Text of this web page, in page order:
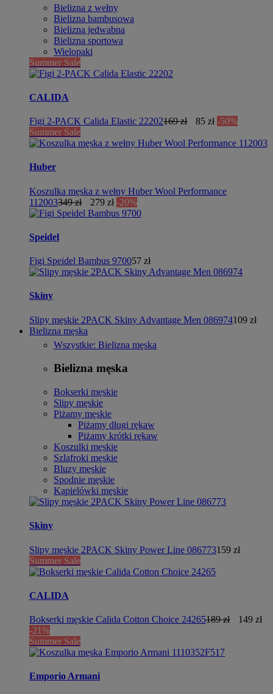
Bielizna z wełny
Bielizna bambusowa
Bielizna jedwabna
Bielizna sportowa
Wielopaki
Summer Sale
CALIDA
Figi 2-PACK Calida Elastic 22202169 zł 85 zł -50%
Summer Sale
Huber
Koszulka męska z wełny Huber Wool Performance
112003349 zł 279 zł -20%
Speidel
Figi Speidel Bambus 970057 zł
Skiny
Slipy męskie 2PACK Skiny Advantage Men 086974109 zł
Bielizna męska
Wszystkie: Bielizna męska
Bielizna męska
Bokserki męskie
Slipy męskie
Piżamy męskie
Piżamy długi rękaw
Piżamy krótki rękaw
Koszulki męskie
Szlafroki męskie
Bluzy męskie
Spodnie męskie
Kąpielówki męskie
Skiny
Slipy męskie 2PACK Skiny Power Line 086773159 zł
Summer Sale
CALIDA
Bokserki męskie Calida Cotton Choice 24265189 zł
149 zł
-21%
Summer Sale
Emporio Armani